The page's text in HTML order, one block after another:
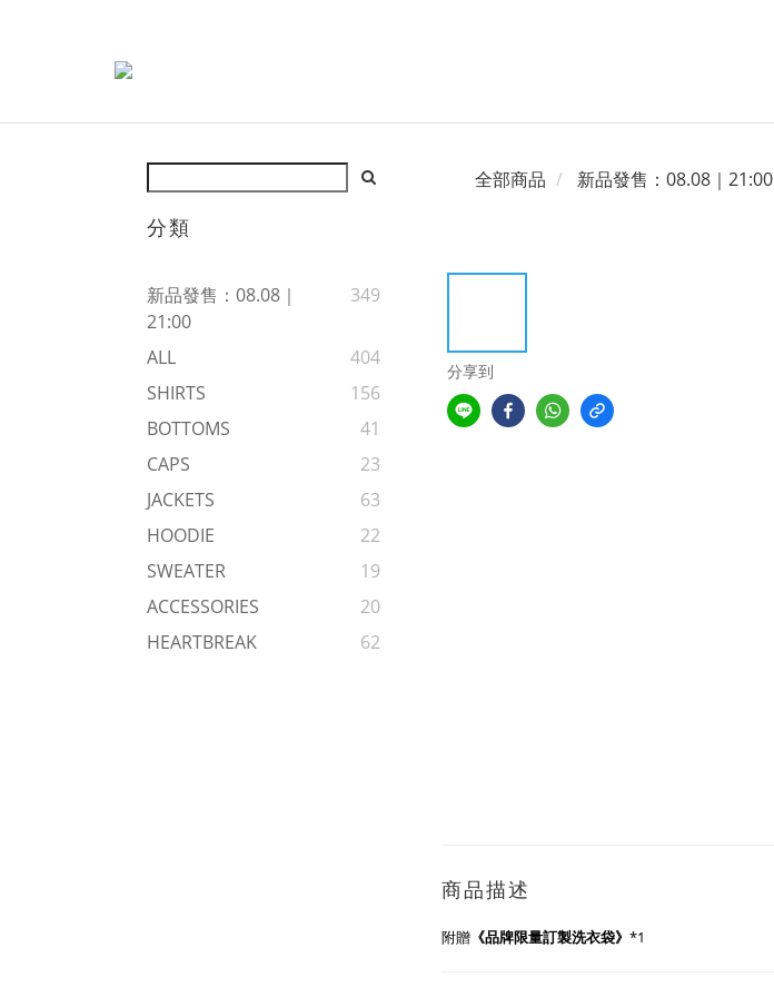
分類
新品發售：08.08｜
21:00
349
ALL
404
SHIRTS
156
BOTTOMS
41
CAPS
23
JACKETS
63
HOODIE
22
SWEATER
19
ACCESSORIES
20
HEARTBREAK
62
全部商品 新品發售：08.08｜21:00
分享到
商品描述
附贈 《品牌限量訂製洗衣袋》 *1